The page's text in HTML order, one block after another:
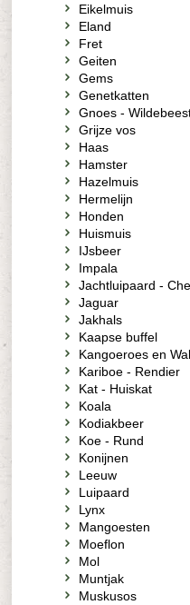
Eikelmuis
Eland
Fret
Geiten
Gems
Genetkatten
Gnoes -
Grijze vos
Haas
Hamster
Hazelmuis
Hermelijn
Honden
Huismuis
IJsbeer
Impala
Jachtluipaard -
Jaguar
Jakhals
Kaapse buffel
Kangoeroes en
Kariboe - Rendier
Kat - Huiskat
Koala
Kodiakbeer
Koe - Rund
Konijnen
Leeuw
Luipaard
Lynx
Mangoesten
Moeflon
Mol
Muntjak
Muskusos